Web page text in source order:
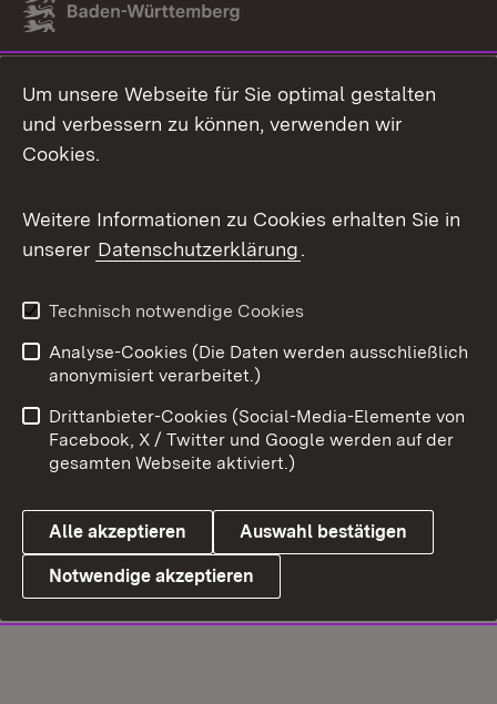
Link zum Landesportal
Um unsere Webseite für Sie optimal gestalten
und verbessern zu können, verwenden wir
Cookies.
Weitere Informationen zu Cookies erhalten Sie in
unserer Datenschutzerklärung.
Technisch notwendige Cookies
Analyse-Cookies (Die Daten werden ausschließlich
anonymisiert verarbeitet.)
Drittanbieter-Cookies (Social-Media-Elemente von
Facebook, X / Twitter und Google werden auf der
gesamten Webseite aktiviert.)
Alle akzeptieren Auswahl bestätigen
Notwendige akzeptieren